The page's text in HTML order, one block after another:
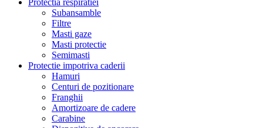
Protectia respiratiei
Subansamble
Filtre
Masti gaze
Masti protectie
Semimasti
Protectie impotriva caderii
Hamuri
Centuri de pozitionare
Franghii
Amortizoare de cadere
Carabine